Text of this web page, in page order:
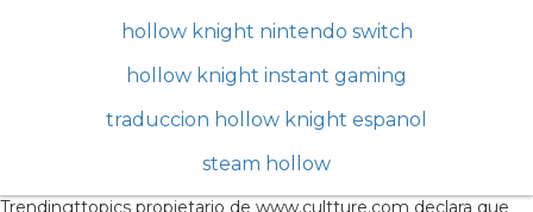
hollow knight nintendo switch
hollow knight instant gaming
traduccion hollow knight espanol
steam hollow
Trendingttopics propietario de www.cultture.com declara que